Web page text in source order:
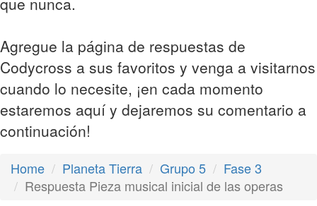
Agregue la página de respuestas de
Codycross a sus favoritos y venga a visitarnos
cuando lo necesite, ¡en cada momento
estaremos aquí y dejaremos su comentario a
continuación!
Home Planeta Tierra Grupo 5
Fase 3
Respuesta Pieza musical inicial de las operas